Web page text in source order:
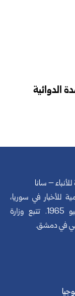
الدوائية
– سانا
للأخبار في سوريا،
تأسست في 24 يونيو 1965. تتبع وزارة
في دمشق.